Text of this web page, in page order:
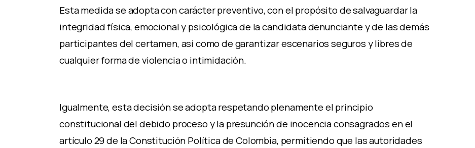
Esta medida se adopta con carácter preventivo, con el propósito de salvaguardar la
integridad física, emocional y psicológica de la candidata denunciante y de las demás
participantes del certamen, así como de garantizar escenarios seguros y libres de
cualquier forma de violencia o intimidación.
Igualmente, esta decisión se adopta respetando plenamente el principio
constitucional del debido proceso y la presunción de inocencia consagrados en el
artículo 29 de la Constitución Política de Colombia, permitiendo que las autoridades